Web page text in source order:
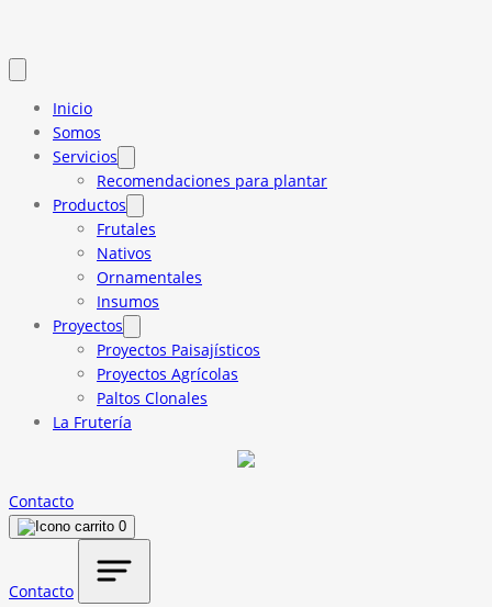
Inicio
Somos
Servicios
Recomendaciones para plantar
Productos
Frutales
Nativos
Ornamentales
Insumos
Proyectos
Proyectos Paisajísticos
Proyectos Agrícolas
Paltos Clonales
La Frutería
Contacto
0
Contacto